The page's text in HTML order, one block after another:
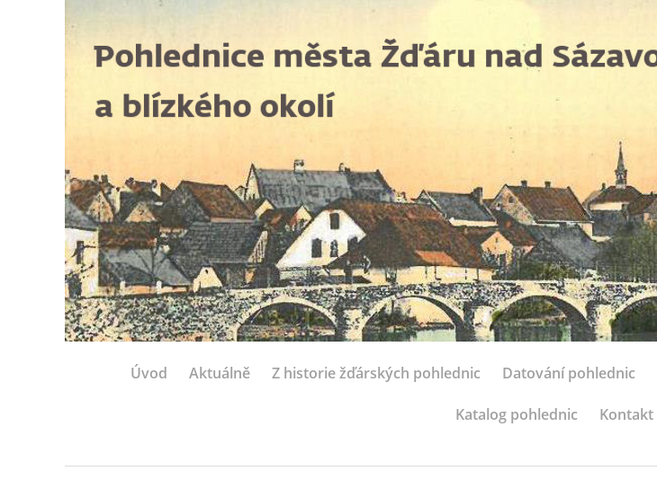
Úvod Aktuálně Z historie žďárských pohlednic Datování pohlednic
Katalog pohlednic Kontakt